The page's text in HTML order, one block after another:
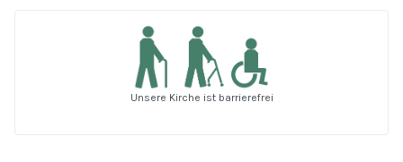
Unsere Kirche ist barrierefrei